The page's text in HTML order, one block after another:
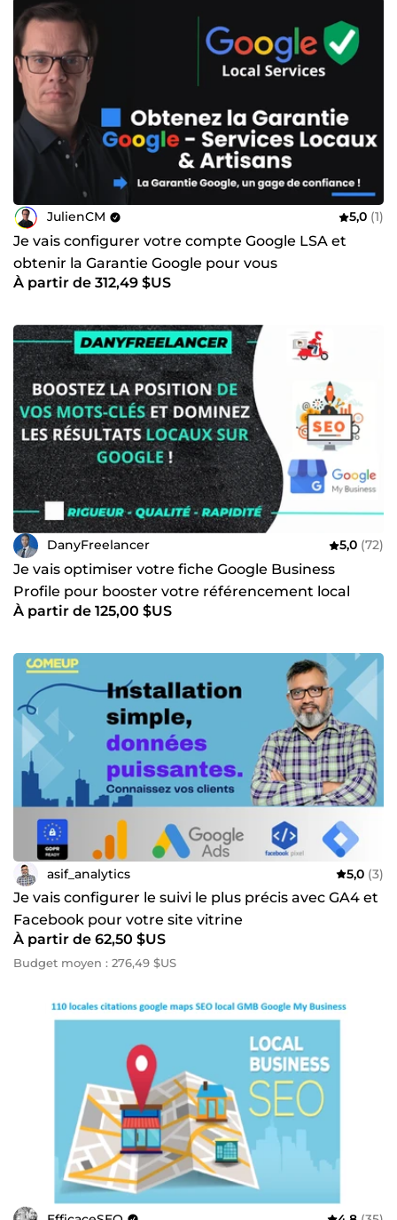
JulienCM 5,0 (1)
Je vais configurer votre compte Google LSA et
obtenir la Garantie Google pour vous
À partir de 312,49 $US
DanyFreelancer 5,0 (72)
Je vais optimiser votre fiche Google Business
Profile pour booster votre référencement local
À partir de 125,00 $US
asif_analytics 5,0 (3)
Je vais configurer le suivi le plus précis avec GA4 et
Facebook pour votre site vitrine
À partir de 62,50 $US
Budget moyen : 276,49 $US